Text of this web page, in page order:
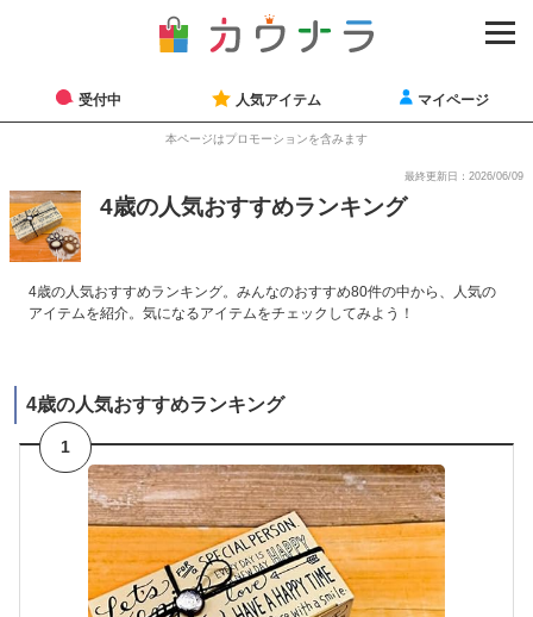
受付中 人気アイテム マイページ
本ページはプロモーションを含みます
最終更新日：2026/06/09
4歳の人気おすすめランキング
4歳の人気おすすめランキング。みんなのおすすめ80件の中から、人気の
アイテムを紹介。気になるアイテムをチェックしてみよう！
4歳の人気おすすめランキング
1